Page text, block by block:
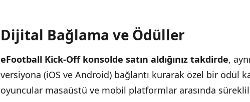
Dijital Bağlama ve Ödüller
eFootball Kick-Off konsolde satın aldığınız takdirde,
versiyona (iOS ve Android) bağlantı kurarak özel bir ödül
oyuncular masaüstü ve mobil platformlar arasında